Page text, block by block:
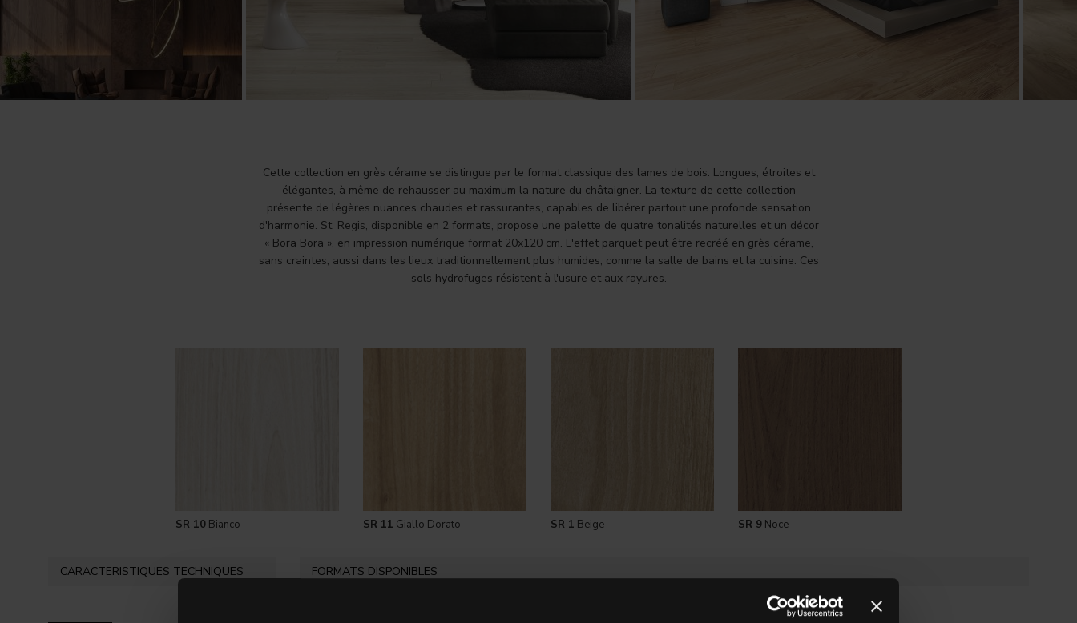
Cette collection en grès cérame se distingue par le format classique des lames de bois. Longues, étroites et
élégantes, à même de rehausser au maximum la nature du châtaigner. La texture de cette collection
présente de légères nuances chaudes et rassurantes, capables de libérer partout une profonde sensation
d'harmonie. St. Regis, disponible en 2 formats, propose une palette de quatre tonalités naturelles et un décor
« Bora Bora », en impression numérique format 20x120 cm. L'effet parquet peut être recréé en grès cérame,
sans craintes, aussi dans les lieux traditionnellement plus humides, comme la salle de bains et la cuisine. Ces
sols hydrofuges résistent à l'usure et aux rayures.
SR 10 Bianco SR 11 Giallo Dorato SR 1 Beige SR 9 Noce
CARACTERISTIQUES TECHNIQUES FORMATS DISPONIBLES